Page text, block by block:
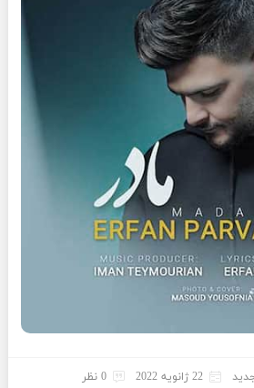
22 ژانویه 2022 0 نظر